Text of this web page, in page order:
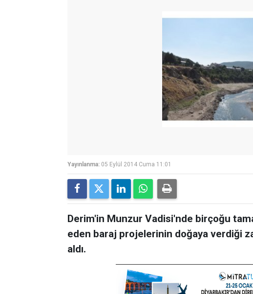
Yayınlanma: 05 Eylül 2014 Cuma 11:01
Derim'in Munzur Vadisi'nde birçoğu
eden baraj projelerinin doğaya verdiği
aldı.